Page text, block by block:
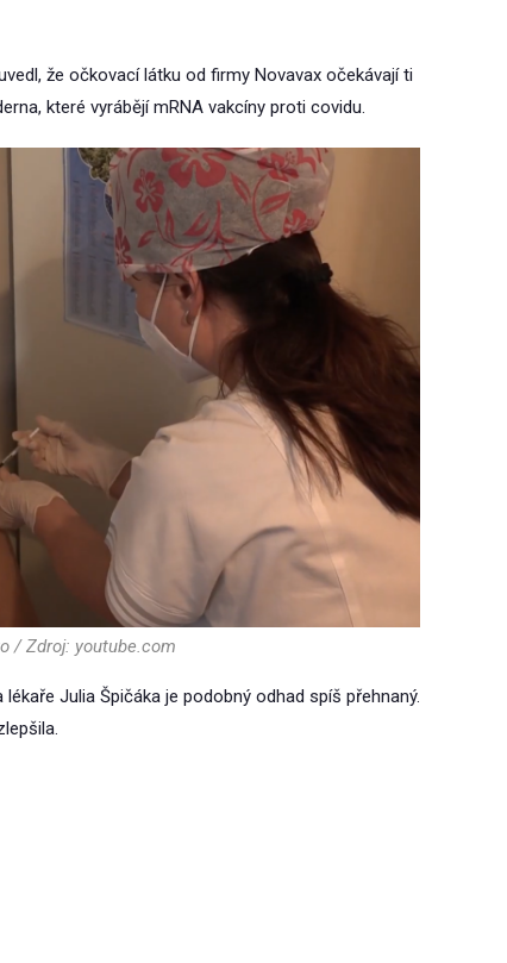
že očkovací látku od firmy Novavax očekávají ti
které vyrábějí mRNA vakcíny proti covidu.
/ Zdroj: youtube.com
Julia Špičáka je podobný odhad spíš přehnaný.